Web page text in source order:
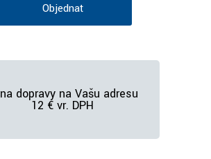
Objednať
dopravy na Vašu adresu
12 € vr. DPH